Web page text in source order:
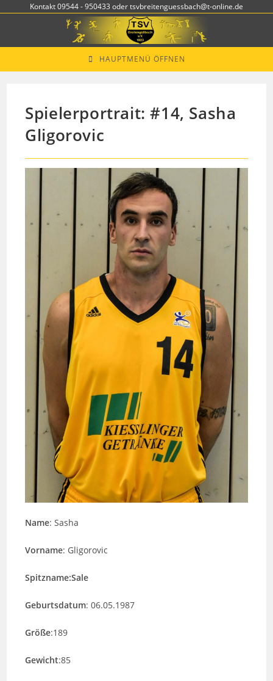
Kontakt 09544 - 950433 oder tsvbreitenguessbach@t-online.de
HAUPTMENÜ ÖFFNEN
Spielerportrait: #14, Sasha
Gligorovic
Name: Sasha
Vorname: Gligorovic
Spitzname:Sale
Geburtsdatum: 06.05.1987
Größe:189
Gewicht:85